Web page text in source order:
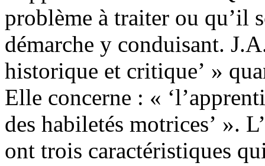
problème à traiter ou qu’il
démarche y conduisant.
historique et critique’ »
Elle concerne : «
des habiletés motrices’ ».
ont trois caractéristiques